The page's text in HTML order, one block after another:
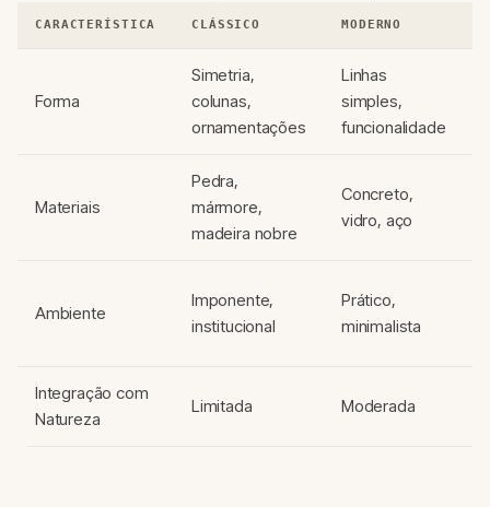
CARACTERÍSTICA CLÁSSICO MODERNO
Forma
Simetria,
colunas,
ornamentações
Linhas
simples,
funcionalidade
Materiais
Pedra,
mármore,
madeira nobre
Concreto,
vidro, aço
Ambiente
Imponente,
institucional
Prático,
minimalista
Integração com
Natureza
Limitada Moderada